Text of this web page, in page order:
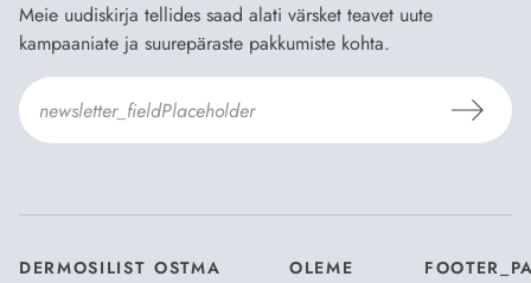
Meie uudiskirja tellides saad alati värsket teavet uute
kampaaniate ja suurepäraste pakkumiste kohta.
DERMOSILIST OSTMA OLEME